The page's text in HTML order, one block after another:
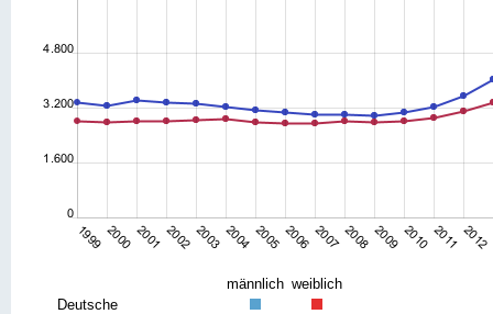
männlich weiblich
Deutsche